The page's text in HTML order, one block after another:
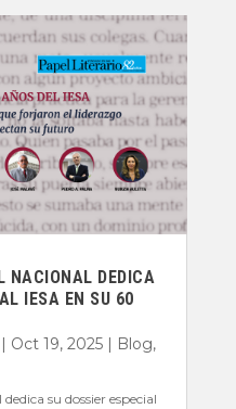
NACIONAL DEDICA
IESA EN SU 60
| Oct 19, 2025| Blog,
su dossier especial